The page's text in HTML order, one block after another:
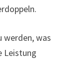
werden, was
Leistung